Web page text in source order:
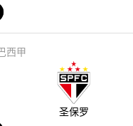
西甲
圣保罗